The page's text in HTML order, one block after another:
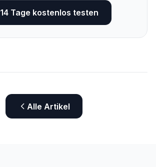
14 Tage kostenlos testen
Alle Artikel